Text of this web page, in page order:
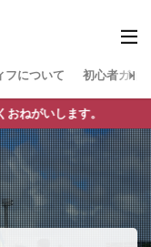
フについて 初心者ガイ